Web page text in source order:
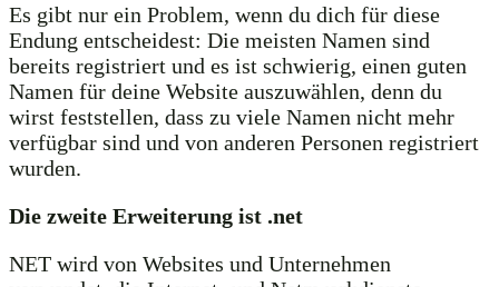
Es gibt nur ein Problem, wenn du dich für diese
Endung entscheidest: Die meisten Namen sind
bereits registriert und es ist schwierig, einen guten
Namen für deine Website auszuwählen, denn du
wirst feststellen, dass zu viele Namen nicht mehr
verfügbar sind und von anderen Personen registriert
wurden.
Die zweite Erweiterung ist .net
NET wird von Websites und Unternehmen